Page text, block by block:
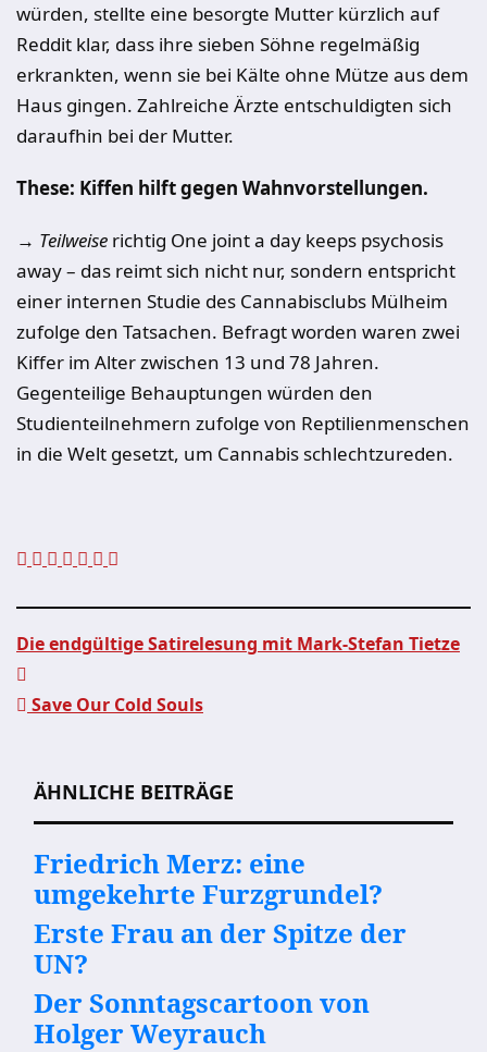
würden, stellte eine besorgte Mutter kürzlich auf
Reddit klar, dass ihre sieben Söhne regelmäßig
erkrankten, wenn sie bei Kälte ohne Mütze aus dem
Haus gingen. Zahlreiche Ärzte entschuldigten sich
daraufhin bei der Mutter.
These: Kiffen hilft gegen Wahnvorstellungen.
→ Teilweise richtig One joint a day keeps psychosis
away – das reimt sich nicht nur, sondern entspricht
einer internen Studie des Cannabisclubs Mülheim
zufolge den Tatsachen. Befragt worden waren zwei
Kiffer im Alter zwischen 13 und 78 Jahren.
Gegenteilige Behauptungen würden den
Studienteilnehmern zufolge von Reptilienmenschen
in die Welt gesetzt, um Cannabis schlechtzureden.
Beitragsnavigation
Die endgültige Satirelesung mit Mark-Stefan Tietze
Save Our Cold Souls
ÄHNLICHE BEITRÄGE
Friedrich Merz: eine
umgekehrte Furzgrundel?
Erste Frau an der Spitze der
UN?
Der Sonntagscartoon von
Holger Weyrauch